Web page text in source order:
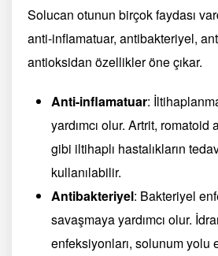
Solucan otunun birçok faydası
anti-inflamatuar, antibakteriyel,
antioksidan özellikler öne çıkar.
Anti-inflamatuar:
yardımcı olur. Artrit, romatoid
gibi iltihaplı hastalıkların
kullanılabilir.
Antibakteriyel: Bakteriyel
savaşmaya yardımcı olur.
enfeksiyonları, solunum yolu